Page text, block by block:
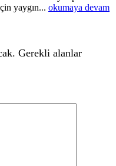
yaygın... okumaya devam
Gerekli alanlar